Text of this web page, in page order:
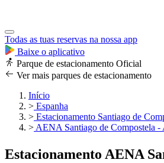
Todas as tuas reservas na nossa app
Baixe o aplicativo
Parque de estacionamento Oficial
Ver mais parques de estacionamento
Início
> Espanha
> Estacionamento Santiago de
> AENA Santiago de Compostela -
Estacionamento AENA